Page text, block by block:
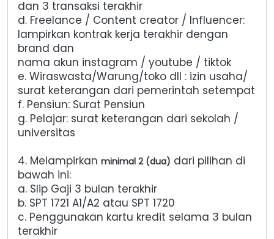
dan 3 transaksi terakhir
d. Freelance / Content creator / Influencer:
lampirkan kontrak kerja terakhir dengan
brand dan
nama akun instagram / youtube / tiktok
e. Wiraswasta/Warung/toko dll : izin usaha/
surat keterangan dari pemerintah setempat
f. Pensiun: Surat Pensiun
g. Pelajar: surat keterangan dari sekolah /
universitas
4. Melampirkan minimal 2 (dua) dari pilihan di
bawah ini:
a. Slip Gaji 3 bulan terakhir
b. SPT 1721 A1/A2 atau SPT 1720
c. Penggunakan kartu kredit selama 3 bulan
terakhir